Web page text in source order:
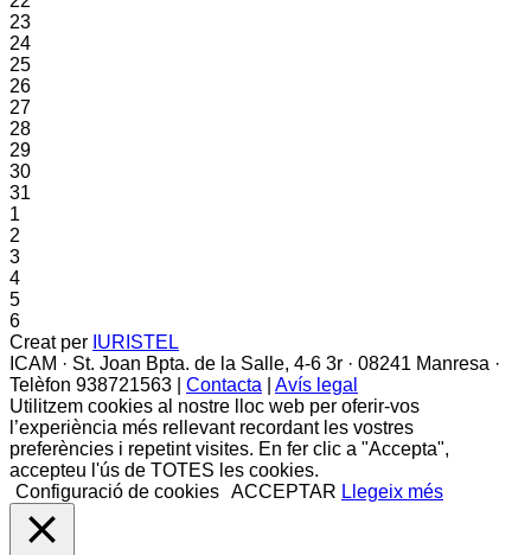
23
24
25
26
27
28
29
30
31
1
2
3
4
5
6
Creat per IURISTEL
ICAM · St. Joan Bpta. de la Salle, 4-6 3r · 08241 Manresa ·
Telèfon 938721563 | Contacta
Avís legal
Utilitzem cookies al nostre lloc web per oferir-vos
l’experiència més rellevant recordant les vostres
preferències i repetint visites. En fer clic a "Accepta",
accepteu l'ús de TOTES les cookies.
Configuració de cookies ACCEPTAR Llegeix més